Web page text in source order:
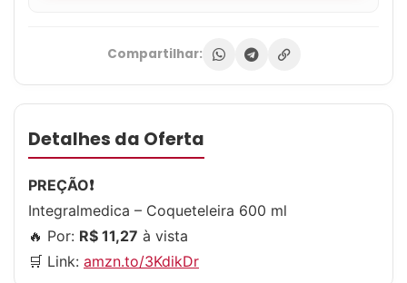
Compartilhar:
Detalhes da Oferta
PREÇÃO❗️
Integralmedica – Coqueteleira 600 ml
🔥 Por: R$ 11,27 à vista
🛒 Link: amzn.to/3KdikDr